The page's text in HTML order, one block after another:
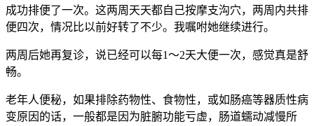
成功排便了一次。这两周天天都自己按摩支沟穴，两周内共排
便四次，情况比以前好转了不少。我嘱咐她继续进行。
两周后她再复诊，说已经可以每1～2天大便一次，感觉真是舒
畅。
老年人便秘，如果排除药物性、食物性，或如肠癌等器质性病
变原因的话，一般都是因为脏腑功能亏虚，肠道蠕动减慢所